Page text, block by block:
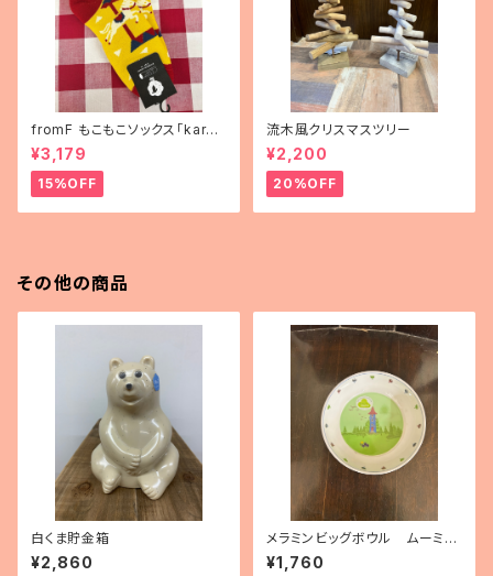
fromF もこもこソックス「karus
elli（メリーゴーランド）」
¥3,179
15%OFF
流木風クリスマスツリー
¥2,200
20%OFF
その他の商品
白くま貯金箱
¥2,860
メラミンビッグボウル ムーミン
ハウス
¥1,760